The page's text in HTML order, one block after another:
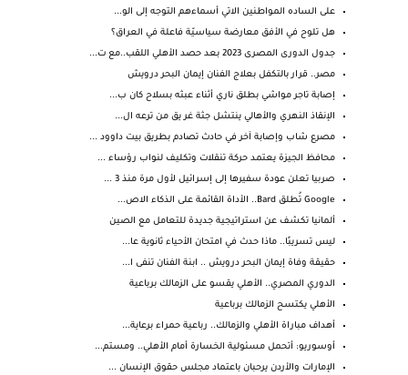
على الساده المواطنين الاتي أسماءهم التوجه إلى الو...
هل تلوح في الأفق معارضة سياسيّة فاعلة في العراق؟
جدول الدورى المصرى 2023 بعد حصد الأهلي اللقب..مع ت...
مصر.. قرار بالتكفل بعلاج الفنان إيمان البحر درويش
إصابة تاجر مواشي بطلق ناري أثناء عبثه بسلاح كان ب...
الإنقاذ النهري والأهالي ينتشل جثة غر يق من ترعه ال...
مصرع شاب وإصابة آخر في حادث تصادم بطريق بيت داوود ...
محافظ الجيزة يعتمد حركة تنقلات وتكليف لنواب رؤساء ...
صربيا تعلن عودة سفيرها إلى إسرائيل لأول مرة منذ 3 ...
Google تُطلق Bard.. الأداة القائمة على الذكاء الاص...
ألمانيا تكشف عن استراتيجية جديدة للتعامل مع الصين
ليس تسريبًا.. ماذا حدث في امتحان الأحياء ثانوية عا...
حقيقة وفاة إيمان البحر درويش .. ابنة الفنان تنفى ا...
الدوري المصري.. الأهلي يقسو على الزمالك برباعية
الأهلي يكتسح الزمالك برباعية
أهداف مباراة الأهلي والزمالك.. رباعية حمراء برعاية...
أوسوريو: أتحمل مسئولية الخسارة أمام الأهلي.. ومستم...
الإمارات والأردن يرحبان باعتماد مجلس حقوق الإنسان ...